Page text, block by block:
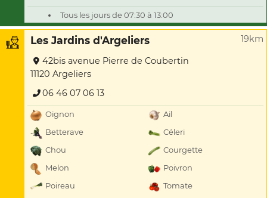
Tous les jours de 07:30 à 13:00
Les Jardins d'Argeliers 19km
42bis avenue Pierre de Coubertin
11120 Argeliers
06 46 07 06 13
Oignon
Ail
Betterave
Céleri
Chou
Courgette
Melon
Poivron
Poireau
Tomate